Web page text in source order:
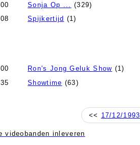
Sonja Op ...
(329)
Spijkertijd (1)
Ron's Jong Geluk Show (1)
Showtime (63)
<< 17/12/1993